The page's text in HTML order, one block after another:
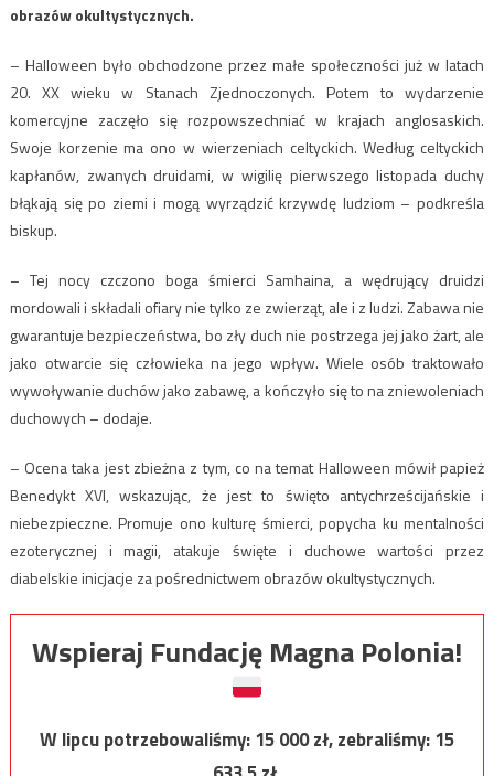
obrazów okultystycznych.
– Halloween było obchodzone przez małe społeczności już w latach
20. XX wieku w Stanach Zjednoczonych. Potem to wydarzenie
komercyjne zaczęło się rozpowszechniać w krajach anglosaskich.
Swoje korzenie ma ono w wierzeniach celtyckich. Według celtyckich
kapłanów, zwanych druidami, w wigilię pierwszego listopada duchy
błąkają się po ziemi i mogą wyrządzić krzywdę ludziom – podkreśla
biskup.
– Tej nocy czczono boga śmierci Samhaina, a wędrujący druidzi
mordowali i składali ofiary nie tylko ze zwierząt, ale i z ludzi. Zabawa nie
gwarantuje bezpieczeństwa, bo zły duch nie postrzega jej jako żart, ale
jako otwarcie się człowieka na jego wpływ. Wiele osób traktowało
wywoływanie duchów jako zabawę, a kończyło się to na zniewoleniach
duchowych – dodaje.
– Ocena taka jest zbieżna z tym, co na temat Halloween mówił papież
Benedykt XVI, wskazując, że jest to święto antychrześcijańskie i
niebezpieczne. Promuje ono kulturę śmierci, popycha ku mentalności
ezoterycznej i magii, atakuje święte i duchowe wartości przez
diabelskie inicjacje za pośrednictwem obrazów okultystycznych.
Wspieraj Fundację Magna Polonia!
W lipcu potrzebowaliśmy:15 000zł, zebraliśmy:15